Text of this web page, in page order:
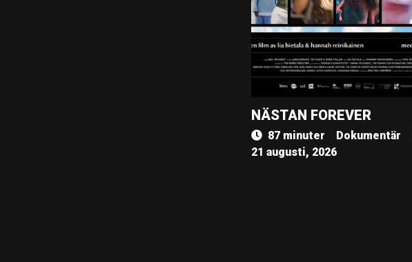
NÄSTAN FOREVER
87 minuter Dokumentär
21 augusti, 2026